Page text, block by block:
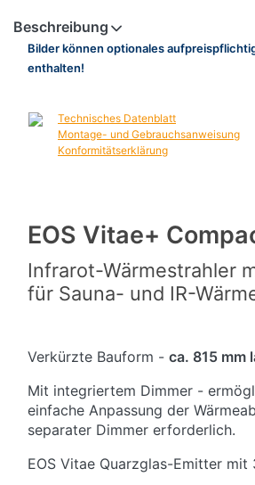
Beschreibung
Bilder können optionales
enthalten!
Technisches Datenblatt
Montage- und Gebrauchsanweisung
Konformitätserklärung
EOS Vitae+
Infrarot-Wärmestrahler
für Sauna- und IR-
Verkürzte Bauform - ca. 815 mm
Mit integriertem Dimmer -
einfache Anpassung der
separater Dimmer erforderlich.
EOS Vitae Quarzglas-Emitter mit